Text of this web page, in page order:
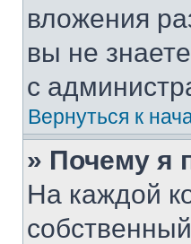
вложения
вы не
с
Вернуться к
» Почему я
На каждой